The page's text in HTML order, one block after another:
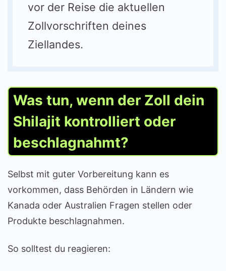
vor der Reise die aktuellen
Zollvorschriften deines
Ziellandes.
Was tun, wenn der Zoll dein
Shilajit kontrolliert oder
beschlagnahmt?
Selbst mit guter Vorbereitung kann es
vorkommen, dass Behörden in Ländern wie
Kanada oder Australien Fragen stellen oder
Produkte beschlagnahmen.
So solltest du reagieren: